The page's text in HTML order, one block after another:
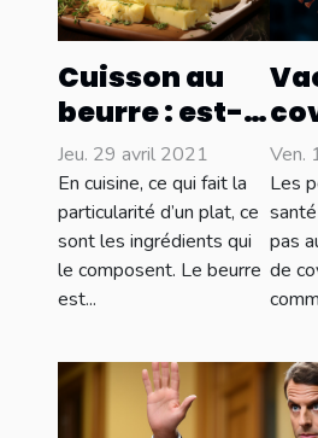
Cuisson au
beurre : est-
ce dangereux
pour la
santé ?
Jeu. 29 avril 2021
En cuisine, ce qui fait la
particularité d’un plat, ce
sont les ingrédients qui
le composent. Le beurre
est...
et
Ven.
Les
pas
de